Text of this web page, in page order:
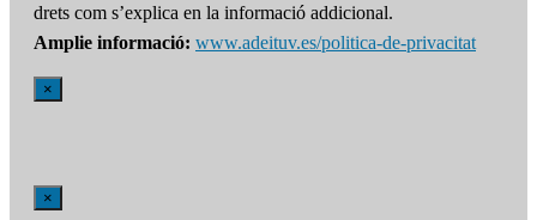
drets com s’explica en la informació addicional.
Amplie informació: www.adeituv.es/politica-de-privacitat
×
×